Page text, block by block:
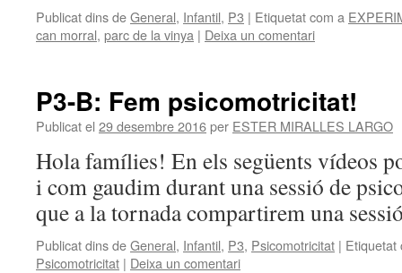
Publicat dins deGeneral, Infantil, P3 | Etiquetat com a
can morral, parc de la vinya | Deixa un comentari
P3-B: Fem psicomotricitat!
Publicat el 29 desembre 2016per ESTER MIRALLES LARGO
Hola famílies! En els següents vídeos
i com gaudim durant una sessió de
que a la tornada compartirem una
Publicat dins deGeneral, Infantil, P3, Psicomotricitat | Etiquetat
Psicomotricitat | Deixa un comentari